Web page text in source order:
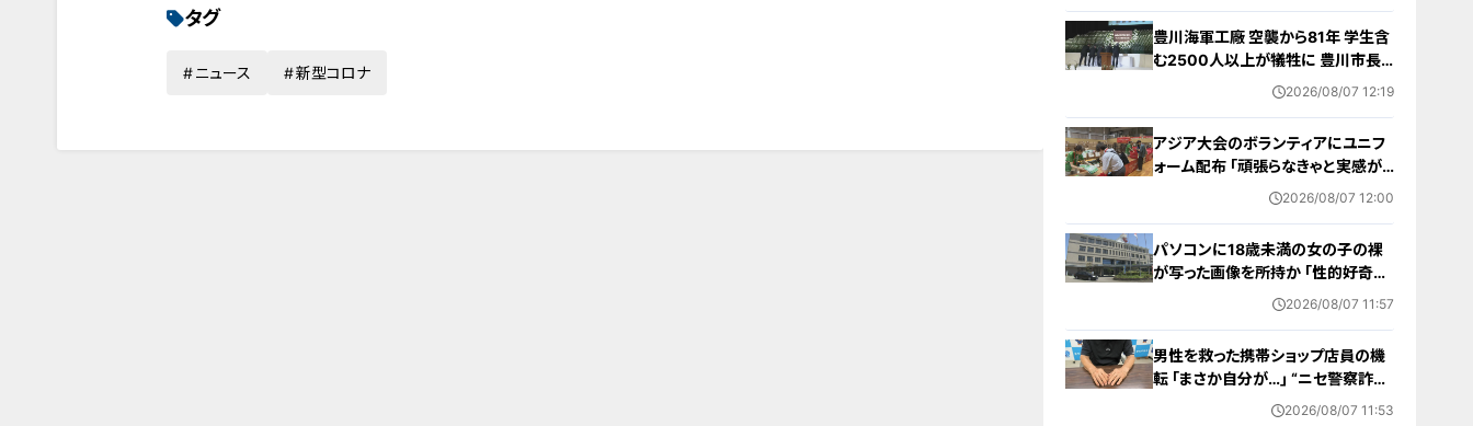
タグ
ニュース 新型コロナ
豊川海軍工廠 空襲から81年 学生含
む2500人以上が犠牲に 豊川市長
｢恒久平和に向けて全力を尽くす｣ 平
2026/08/07 12:19
アジア大会のボランティアにユニフ
ォーム配布 ｢頑張らなきゃと実感が
湧いた｣ 名古屋･中区の愛知県体育
2026/08/07 12:00
パソコンに18歳未満の女の子の裸
が写った画像を所持か ｢性的好奇心
を満たす目的｣ 小学校講師の38歳
2026/08/07 11:57
男性を救った携帯ショップ店員の機
転 ｢まさか自分が…｣ “ニセ警察詐
欺”を間一髪で防ぐ 被害者が語る事
2026/08/07 11:53